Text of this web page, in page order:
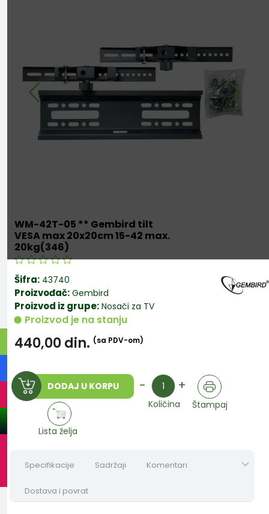
WM-42T-05 ** Gembird tilt
VESA max 20x20cm 15-42 max.
20kg(346)
Šifra: 43740
Proizvođač: Gembird
Proizvod iz grupe: Nosači za TV
Proizvod je na stanju
440,00din. (sa PDV-om)
DODAJ U KORPU - Količina +
Količina Štampaj
Lista želja
Specifikacije Sadržaji Komentari
Dostava i povrat